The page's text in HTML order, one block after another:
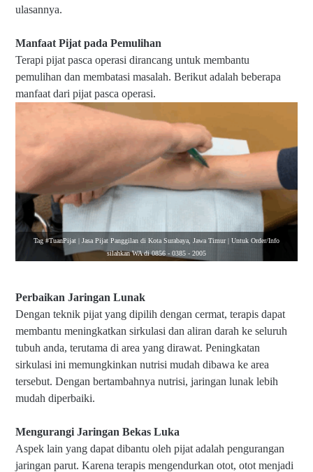
ulasannya.
Manfaat Pijat pada Pemulihan
Terapi pijat pasca operasi dirancang untuk membantu
pemulihan dan membatasi masalah. Berikut adalah beberapa
manfaat dari pijat pasca operasi.
Tag #TuanPijat | Jasa Pijat Panggilan di Kota Surabaya, Jawa Timur | Untuk Order/Info
silahkan WA di 0856 - 0385 - 2005
Perbaikan Jaringan Lunak
Dengan teknik pijat yang dipilih dengan cermat, terapis dapat
membantu meningkatkan sirkulasi dan aliran darah ke seluruh
tubuh anda, terutama di area yang dirawat. Peningkatan
sirkulasi ini memungkinkan nutrisi mudah dibawa ke area
tersebut. Dengan bertambahnya nutrisi, jaringan lunak lebih
mudah diperbaiki.
Mengurangi Jaringan Bekas Luka
Aspek lain yang dapat dibantu oleh pijat adalah pengurangan
jaringan parut. Karena terapis mengendurkan otot, otot menjadi